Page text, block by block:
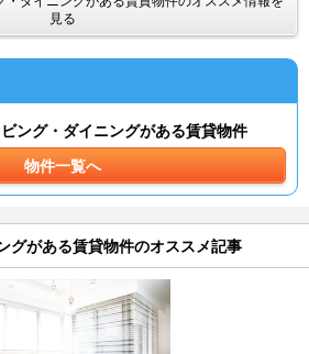
見る
ング・ダイニングがある賃貸物件
物件一覧へ
グがある賃貸物件のオススメ記事